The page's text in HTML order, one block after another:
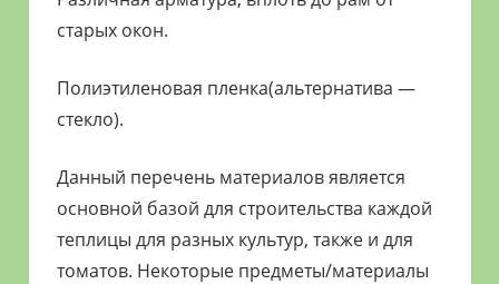
старых окон.
Полиэтиленовая пленка(альтернатива —
стекло).
Данный перечень материалов является
основной базой для строительства каждой
теплицы для разных культур, также и для
томатов. Некоторые предметы/материалы